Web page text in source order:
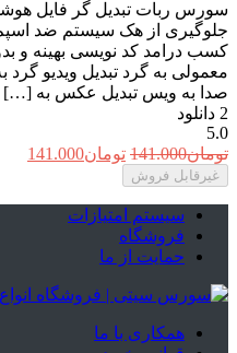
سورس ربات تبدیل گر فایل
جلوگیری از هک سیستم ضد
کسب درامد کد نویسی بهینه و
معمولی به گرد تبدیل ویدیو
صدا به ویس تبدیل عکس به […]
2 دانلود
5.0
تومان141.000 قیمت
بود.
تومان141.000
غیرقابل فروش
سیستم امتیازات
فروشگاه
حمایت از ما
همکاری با ما